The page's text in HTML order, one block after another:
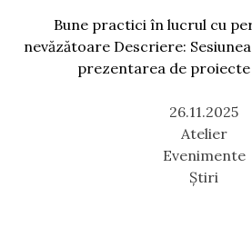
Bune practici în lucrul cu
nevăzătoare Descriere:
prezentarea de
26.11.2025
Atelier
Evenimente
Știri